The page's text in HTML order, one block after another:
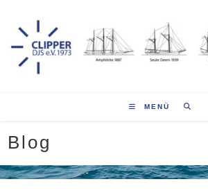
springen
MENÜ
Blog